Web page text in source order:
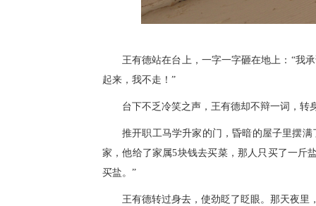
王有德站在台上，一字一字砸在地上：“我
起来，我不走！”
台下不乏冷笑之声，王有德却不辩一词，转
推开职工马学升家的门，昏暗的屋子里摆
家，他给了家属5块钱去买菜，那人只买了一
买盐。”
王有德转过身去，使劲眨了眨眼。那天夜里